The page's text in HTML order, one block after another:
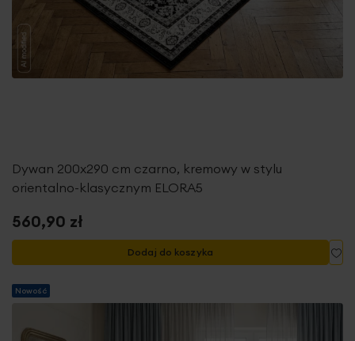
Dywan 200x290 cm czarno, kremowy w stylu
orientalno-klasycznym ELORA5
560,90 zł
Dodaj do koszyka
Nowość